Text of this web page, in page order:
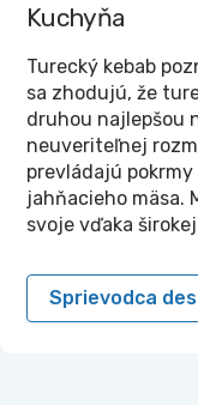
Kuchyňa
Turecký kebab
sa zhodujú, že
druhou najlepšou
neuveriteľnej
prevládajú
jahňacieho mäsa.
svoje vďaka
Sprievodca